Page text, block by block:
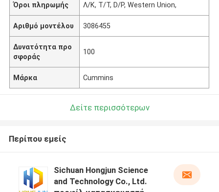
Όροι πληρωμής Λ/Κ, T/T, D/P, Western Union,
Αριθμό μοντέλου 3086455
Δυνατότητα προ
σφοράς
100
Μάρκα Cummins
Δείτε περισσότερων
Περίπου εμείς
Sichuan Hongjun Science
and Technology Co., Ltd.